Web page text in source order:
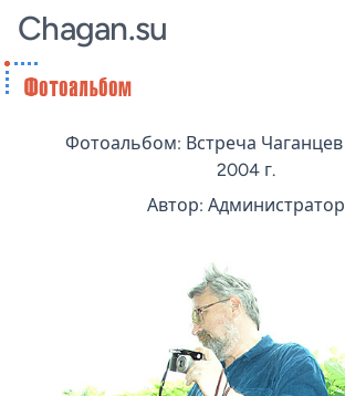
Chagan.su
Фотоальбом: Встреча
2004 г.
Автор: Администратор